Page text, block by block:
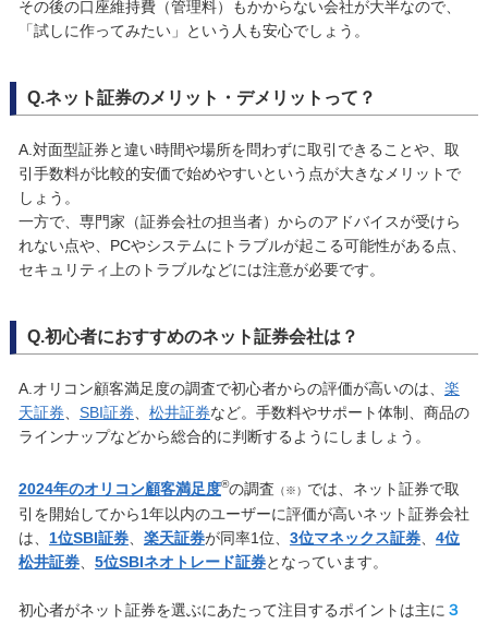
その後の口座維持費（管理料）もかからない会社が大半なので、
「試しに作ってみたい」という人も安心でしょう。
Q.ネット証券のメリット・デメリットって？
A.対面型証券と違い時間や場所を問わずに取引できることや、取
引手数料が比較的安価で始めやすいという点が大きなメリットで
しょう。
一方で、専門家（証券会社の担当者）からのアドバイスが受けら
れない点や、PCやシステムにトラブルが起こる可能性がある点、
セキュリティ上のトラブルなどには注意が必要です。
Q.初心者におすすめのネット証券会社は？
A.オリコン顧客満足度の調査で初心者からの評価が高いのは、 楽
天証券
SBI証券 松井証券など。手数料やサポート体制、商品の
ラインナップなどから総合的に判断するようにしましょう。
2024年のオリコン顧客満足度®の調査 （※） では、ネット証券で取
引を開始してから1年以内のユーザーに評価が高いネット証券会社
は、 1位SBI証券、 楽天証券が同率1位、 3位マネックス証券、 4位
松井証券、 5位SBIネオトレード証券となっています。
初心者がネット証券を選ぶにあたって注目するポイントは主に ３